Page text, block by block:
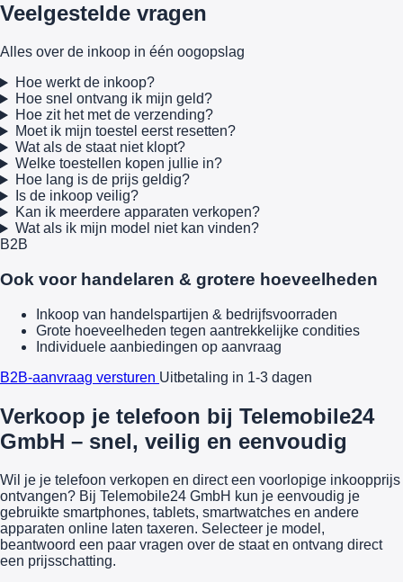
Veelgestelde vragen
Alles over de inkoop in één oogopslag
Hoe werkt de inkoop?
Hoe snel ontvang ik mijn geld?
Hoe zit het met de verzending?
Moet ik mijn toestel eerst resetten?
Wat als de staat niet klopt?
Welke toestellen kopen jullie in?
Hoe lang is de prijs geldig?
Is de inkoop veilig?
Kan ik meerdere apparaten verkopen?
Wat als ik mijn model niet kan vinden?
B2B
Ook voor handelaren & grotere hoeveelheden
Inkoop van handelspartijen & bedrijfsvoorraden
Grote hoeveelheden tegen aantrekkelijke condities
Individuele aanbiedingen op aanvraag
B2B-aanvraag versturen Uitbetaling in 1-3 dagen
Verkoop je telefoon bij Telemobile24
GmbH – snel, veilig en eenvoudig
Wil je je telefoon verkopen en direct een voorlopige inkoopprijs
ontvangen? Bij Telemobile24 GmbH kun je eenvoudig je
gebruikte smartphones, tablets, smartwatches en andere
apparaten online laten taxeren. Selecteer je model,
beantwoord een paar vragen over de staat en ontvang direct
een prijsschatting.